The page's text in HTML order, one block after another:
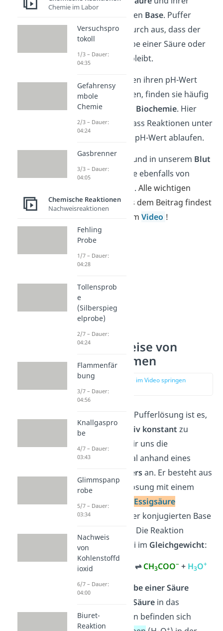
korrespondierenden Base. Puffer
zeichnen sich dadurch aus, dass der
pH-Wert
bei Zugabe einer Säure oder
einer Base gleich bleibt.
Weil Pufferlösungen ihren pH-Wert
stabil halten können, finden sie häufig
Anwendung in der Biochemie. Hier
helfen sie dabei, dass Reaktionen unter
einem konstanten pH-Wert ablaufen.
In unserenZellen und in unserem Blut
sind Puffersysteme ebenfalls von
großer Bedeutung. Alle wichtigen
Informationen aus dem Beitrag findest
du auch in unseremVideo !
Wirkungsweise von
Puffersystemen
zur Stelle im Video springen
Die Aufgabe einer Pufferlösung ist es,
denpH-Wert relativ konstant zu
halten. Schauen wir uns die
Wirkungsweise mal anhand eines
Essig-Acetat-Puffersan. Er besteht aus
einer wässrigen Lösung mit einem
Verhältnis 1:1 von Essigsäure
(CH3COOH) und der konjugierten Base
3
). Die Reaktion
befindet sich dabei im Gleichgewicht:
CH3COOH ⇌CH3COO− + H3O+
Reaktion bei Zugabe einer Säure
Säure in das
Puffersystem, dann befinden sich
+
Chemie im Labor
Versuchspro
tokoll
1/3 – Dauer:
04:35
Gefahrensy
mbole
Chemie
2/3 – Dauer:
04:24
Gasbrenner
3/3 – Dauer:
04:05
Chemische Reaktionen
Nachweisreaktionen
Fehling
Probe
1/7 – Dauer:
04:28
Tollensprob
e
(Silberspieg
elprobe)
2/7 – Dauer:
04:24
Flammenfär
bung
3/7 – Dauer:
04:56
Knallgaspro
be
4/7 – Dauer:
03:43
Glimmspanp
robe
5/7 – Dauer:
03:34
Nachweis
von
Kohlenstoffd
ioxid
6/7 – Dauer:
04:00
Biuret-
Reaktion